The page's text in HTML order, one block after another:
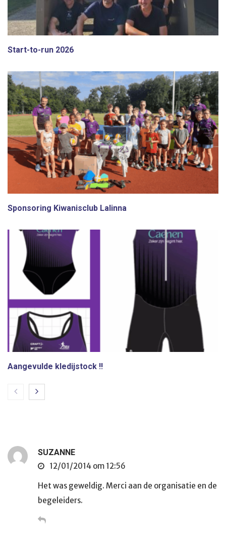
Start-to-run 2026
Sponsoring Kiwanisclub Lalinna
Aangevulde kledijstock !!
SUZANNE
12/01/2014 om 12:56
Het was geweldig. Merci aan de organisatie en de
begeleiders.